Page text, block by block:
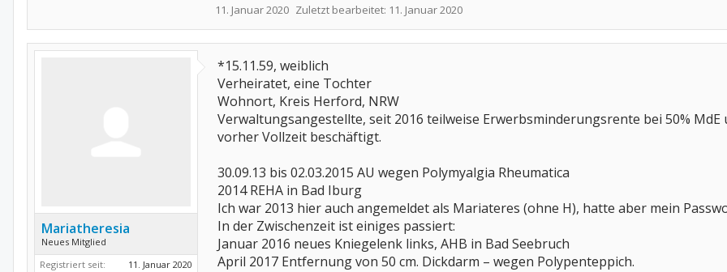
11. Januar 2020 Zuletzt bearbeitet: 11. Januar 2020
Mariatheresia
Neues Mitglied
Registriert seit:
11. Januar 2020
*15.11.59, weiblich
Verheiratet, eine Tochter
Wohnort, Kreis Herford, NRW
Verwaltungsangestellte, seit 2016 teilweise Erwerbsminderungsrente bei 50% MdE
vorher Vollzeit beschäftigt.
30.09.13 bis 02.03.2015 AU wegen Polymyalgia Rheumatica
2014 REHA in Bad Iburg
Ich war 2013 hier auch angemeldet als Mariateres (ohne H), hatte aber mein
In der Zwischenzeit ist einiges passiert:
Januar 2016 neues Kniegelenk links, AHB in Bad Seebruch
April 2017 Entfernung von 50 cm. Dickdarm – wegen Polypenteppich.